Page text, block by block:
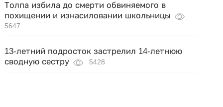
Толпа избила до смерти обвиняемого в
похищении и изнасиловании школьницы
5647
13-летний подросток застрелил 14-летнюю
сводную сестру
5428